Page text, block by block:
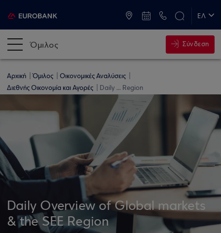
ΕΛ
Όμιλος Σύνδεση
Αρχική Όμιλος
Οικονομικές Αναλύσεις
Διεθνής Οικονομία και Αγορές
Daily ... Region
Daily Overview of Global markets
& the SEE Region